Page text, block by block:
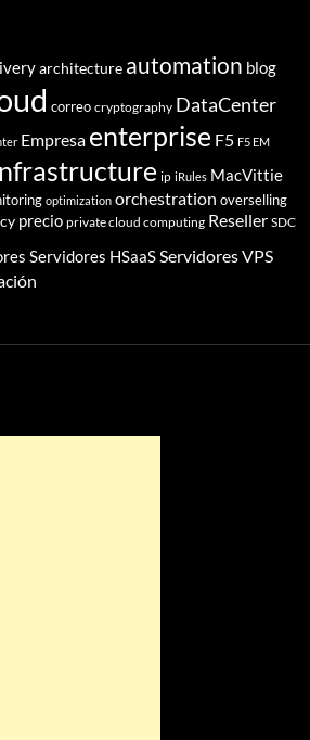
architecture automation blog
correo cryptography DataCenter
Empresa enterprise F5 F5 EM
ip iRules MacVittie
optimization orchestration overselling
precio private cloud computing Reseller SDC
Servidores HSaaSServidores VPS